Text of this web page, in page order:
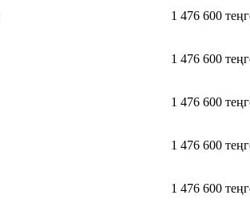
1 476 600
1 476 600
1 476 600
1 476 600
1 476 600